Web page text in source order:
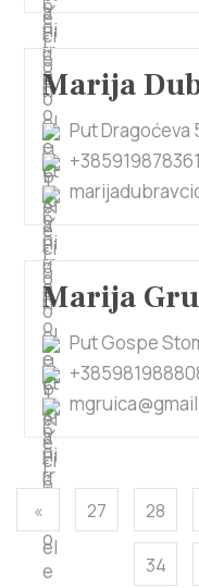
Marija
Put Dragoćeva
+385919878361
Marija
Put Gospe
« 27 28
34